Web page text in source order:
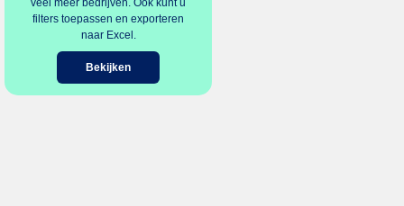
veel meer bedrijven. Ook kunt u
filters toepassen en exporteren
naar Excel.
Bekijken